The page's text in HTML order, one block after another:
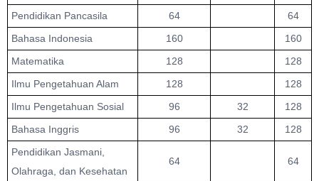
Pendidikan Pancasila
64
64
Bahasa Indonesia
160
160
Matematika
128
128
Ilmu Pengetahuan Alam
128
128
Ilmu Pengetahuan Sosial
96 32
128
Bahasa Inggris
96 32
128
Pendidikan Jasmani,
Olahraga, dan Kesehatan
64 64